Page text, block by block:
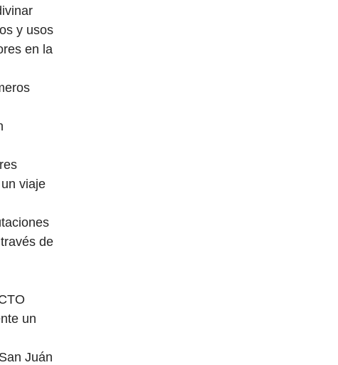
y usos
en la
viaje
de
un
Juán